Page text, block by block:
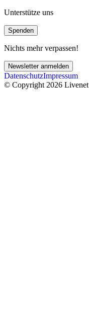
Unterstütze uns
Spenden
Nichts mehr verpassen!
Newsletter anmelden
DatenschutzImpressum
© Copyright 2026 Livenet